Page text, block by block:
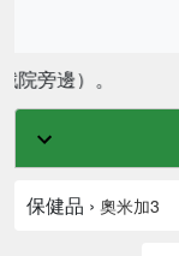
旁邊）。
保健品 › 奧米加3